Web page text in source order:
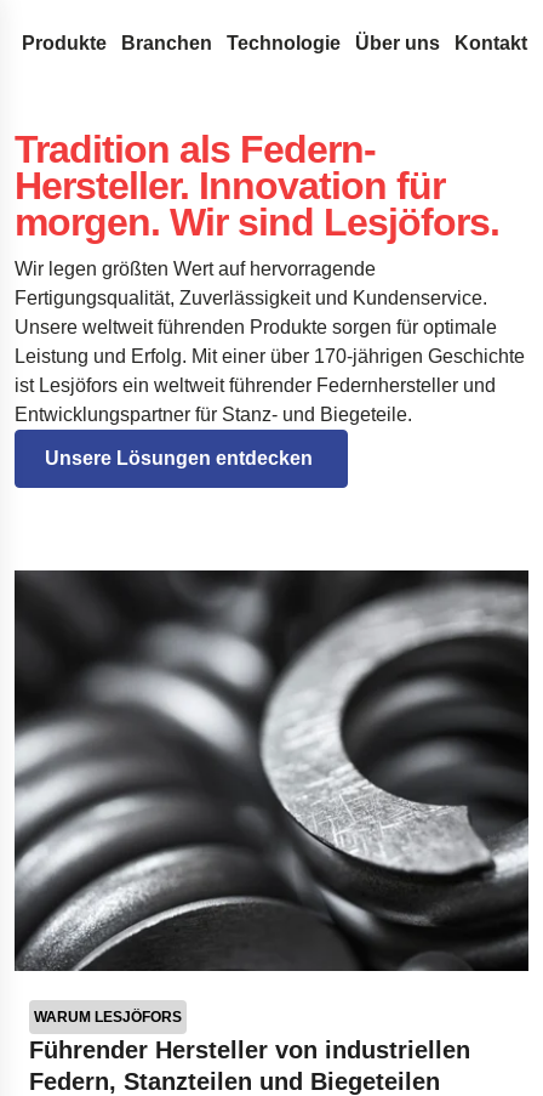
Produkte
Druckfedern
Zugfedern
Schlauch-Dichtungsfedern aus Runddraht
Drehstabfedern
Drehfedern
Wellenfedern
Drahtbiegeteile
Drahtringe
Flachfedern
Rollfedern
Triebfedern
Flachspiralfedern
Gasfedern
Gasdruckfedern
Dynamische Gasdruckfedern
Blockierbare Gasdruckfedern
NitroSprings
Edelstahl-Gasdruckfedern
Gaszugfedern
Metallförderbänder
Stanz- und Biegeteile
Buchsen
Sicherungsringe
Tiefziehteile
Tellerfedern
Gewellte Federscheiben
Standardfedern
Torfedern
Branchen
Automotive Aftermarket
OEM-Autoteile
Luft- und Raumfahrt
Verteidigung
Hydraulik
Elektronik
Energie
Kundenreferenzen
Fahrwerkstechnik für Raumfahrzeuge
Bohrgeräte für die Öl- und Gasförderung
Tumbl Trak Schwingboden
Easyrig Kamera-Stative
Feal Rampensystem
Polestar 2 Fahrwerksfedern
Öhlins Motorrad-Federn
Technologie
Federn-Terminologie
FAQ
Innovation
Serviceleistungen
Insights
Über uns
Akquisitionen
Nachhaltigkeit
Karriere
Messen
Zertifikate
Rechtliches &
Qualität
Kontakt
Durchsuchen Sie unsere Website nach Inhalten
Suche
Tradition als Federn-
Hersteller. Innovation für
morgen. Wir sind Lesjöfors.
Wir legen größten Wert auf hervorragende
Fertigungsqualität, Zuverlässigkeit und Kundenservice.
Unsere weltweit führenden Produkte sorgen für optimale
Leistung und Erfolg. Mit einer über 170-jährigen Geschichte
ist Lesjöfors ein weltweit führender Federnhersteller und
Entwicklungspartner für Stanz- und Biegeteile.
Unsere Lösungen entdecken
WARUM LESJÖFORS
Führender Hersteller von industriellen
Federn, Stanzteilen und Biegeteilen